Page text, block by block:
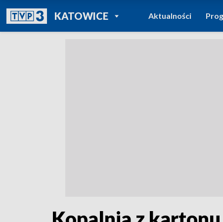
KATOWICEPOWRÓT DO
TVP REGIONY
Aktualności